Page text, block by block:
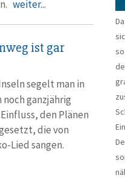
weiter...
ist gar
segelt man in
ganzjährig
den Plänen
die von
Lied sangen.